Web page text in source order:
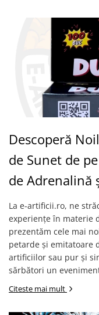
Descoperă
de Sunet de
de Adrenalină
La e-artificii.ro, ne
experiențe în materie
prezentăm cele mai
petarde și emitatoare
artificiilor sau pur și
sărbători un
Citeste mai mult